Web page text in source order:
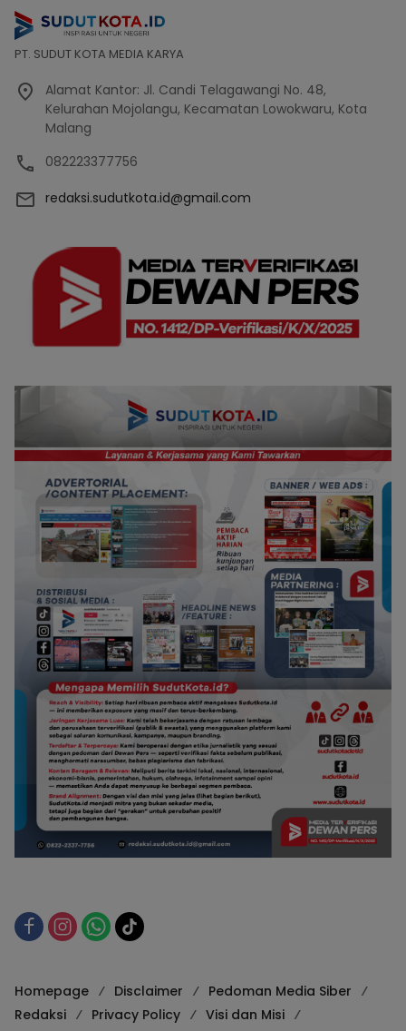
PT. SUDUT KOTA MEDIA KARYA
Alamat Kantor: Jl. Candi Telagawangi No. 48,
Kelurahan Mojolangu, Kecamatan Lowokwaru, Kota
Malang
082223377756
redaksi.sudutkota.id@gmail.com
Homepage Disclaimer
Pedoman Media Siber
Redaksi
Privacy Policy
Visi dan Misi